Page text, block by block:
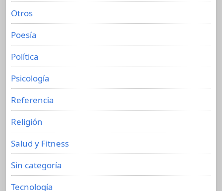
Otros
Poesía
Política
Psicología
Referencia
Religión
Salud y Fitness
Sin categoría
Tecnología